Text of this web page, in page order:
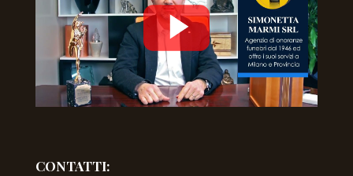
CONTATTI: